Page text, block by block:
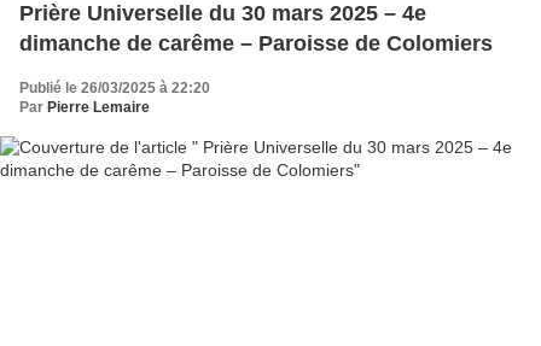
Prière Universelle du 30 mars 2025 – 4e
dimanche de carême – Paroisse de Colomiers
Publié le 26/03/2025 à 22:20
Par Pierre Lemaire